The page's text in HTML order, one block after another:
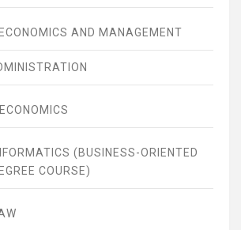
AND MANAGEMENT
(BUSINESS-ORIENTED
COURSE)